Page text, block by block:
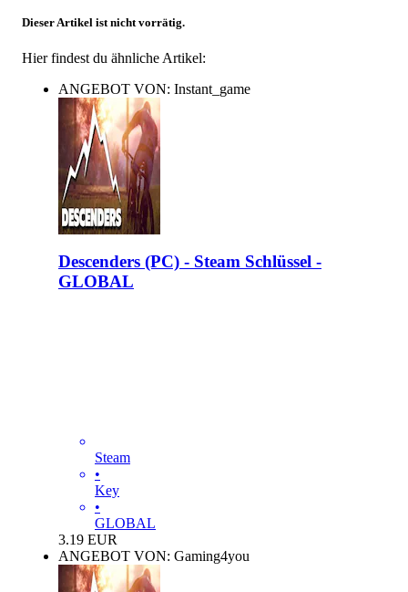
Dieser Artikel ist nicht vorrätig.
Hier findest du ähnliche Artikel:
ANGEBOT VON: Instant_game
Descenders (PC) - Steam Schlüssel -
GLOBAL
Steam
•
Key
•
GLOBAL
3.19 EUR
ANGEBOT VON: Gaming4you